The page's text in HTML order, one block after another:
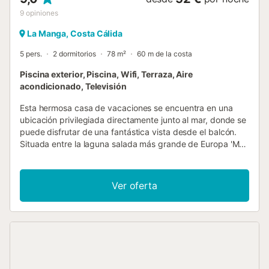
9 opiniones
La Manga, Costa Cálida
5 pers. 2 dormitorios 78 m² 60 m de la costa
Piscina exterior, Piscina, Wifi, Terraza, Aire
acondicionado, Televisión
Esta hermosa casa de vacaciones se encuentra en una
ubicación privilegiada directamente junto al mar, donde se
puede disfrutar de una fantástica vista desde el balcón.
Situada entre la laguna salada más grande de Europa 'Mar
beneficios de dos mares a la vez. Este mágico lugar ofrece
una amplia gama de instalaciones y actividades turísticas
como buceo, golf, equitación, senderismo, compras,
cultura y mucho más. Las excursiones en velero desde el
Ver oferta